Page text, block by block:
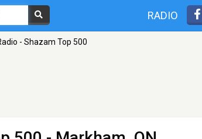
RADIO
- Shazam Top 500